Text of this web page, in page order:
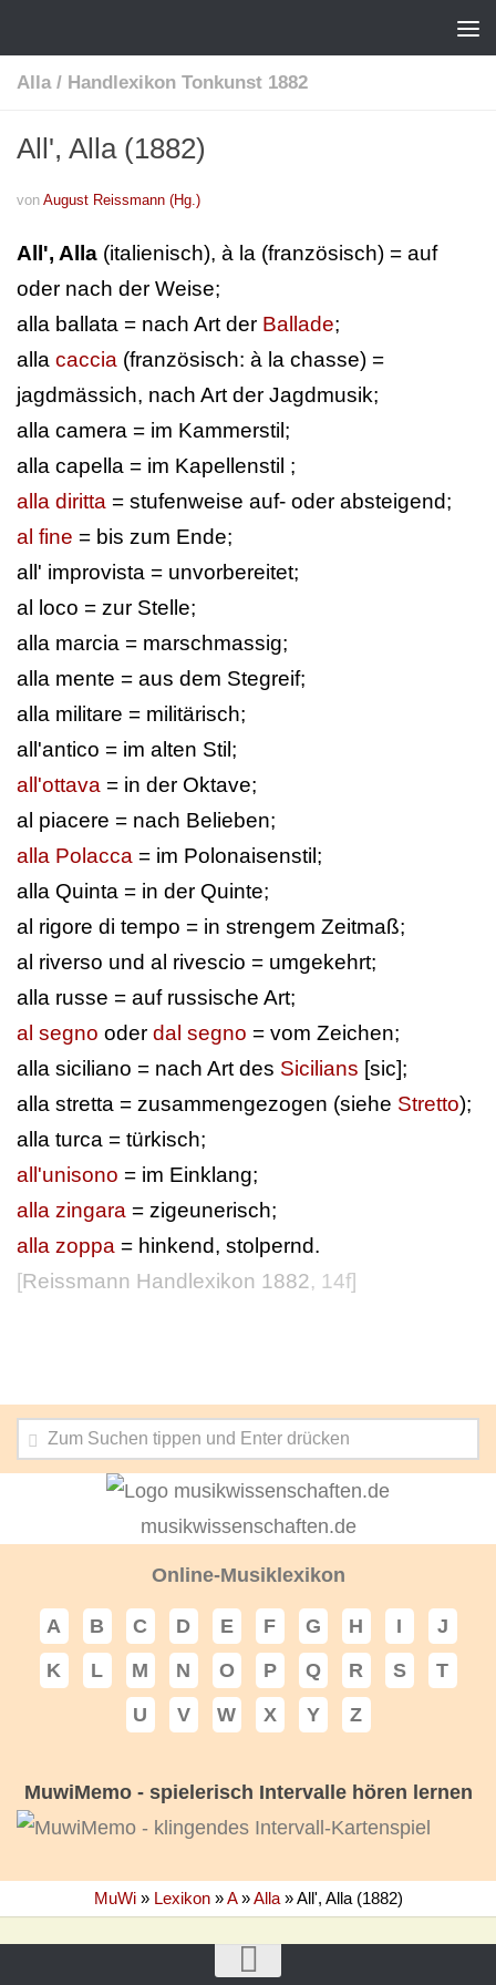
Alla / Handlexikon Tonkunst 1882
All', Alla (1882)
von August Reissmann (Hg.)
All', Alla (italienisch), à la (französisch) = auf
oder nach der Weise;
alla ballata = nach Art der Ballade;
alla caccia (französisch: à la chasse) =
jagdmässich, nach Art der Jagdmusik;
alla camera = im Kammerstil;
alla capella = im Kapellenstil ;
alla diritta = stufenweise auf- oder absteigend;
al fine = bis zum Ende;
all' improvista = unvorbereitet;
al loco = zur Stelle;
alla marcia = marschmassig;
alla mente = aus dem Stegreif;
alla militare = militärisch;
all'antico = im alten Stil;
all'ottava = in der Oktave;
al piacere = nach Belieben;
alla Polacca = im Polonaisenstil;
alla Quinta = in der Quinte;
al rigore di tempo = in strengem Zeitmaß;
al riverso und al rivescio = umgekehrt;
alla russe = auf russische Art;
al segno oder dal segno = vom Zeichen;
alla siciliano = nach Art des Sicilians [sic];
alla stretta = zusammengezogen (siehe Stretto);
alla turca = türkisch;
all'unisono = im Einklang;
alla zingara = zigeunerisch;
alla zoppa = hinkend, stolpernd.
[Reissmann Handlexikon 1882, 14f]
musikwissenschaften.de
Online-Musiklexikon
A B C D E F G H I
J
K
L M N O P Q R S
T
U
V W X Y Z
MuwiMemo - spielerisch Intervalle hören lernen
MuWi» Lexikon»A»Alla»All', Alla (1882)